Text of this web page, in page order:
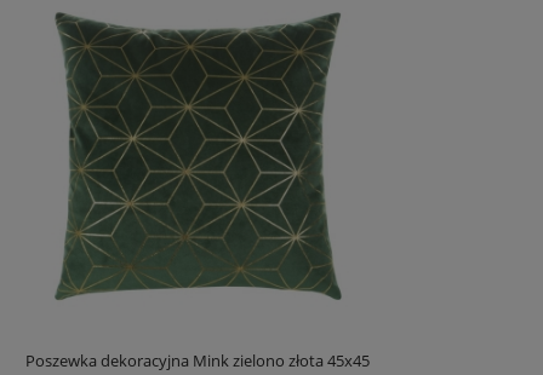
Poszewka dekoracyjna Mink zielono złota 45x45